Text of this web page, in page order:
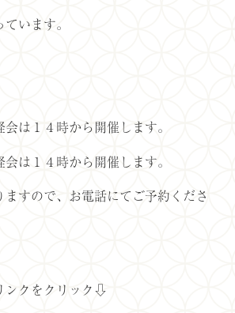
います。
は１４時から開催します。
は１４時から開催します。
すので、お電話にてご予約くださ
ンクをクリック⇩